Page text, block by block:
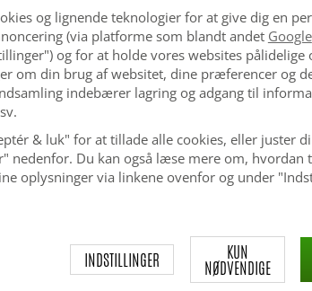
Tæpper til indendørs/udendørs
brug - Arlo (beige)
og lignende teknologier for at give dig en
(via platforme som blandt andet Google
og for at holde vores websites
om din brug af websitet, dine præferencer og
indebærer lagring og adgang til
& luk" for at tillade alle cookies, eller juster
nedenfor. Du kan også læse mere om, hvordan
oplysninger via linkene ovenfor og under
INDSTILLINGER KUN
NØDVENDIGE